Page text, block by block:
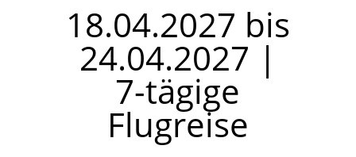
18.04.2027 bis
24.04.2027 |
7-tägige
Flugreise